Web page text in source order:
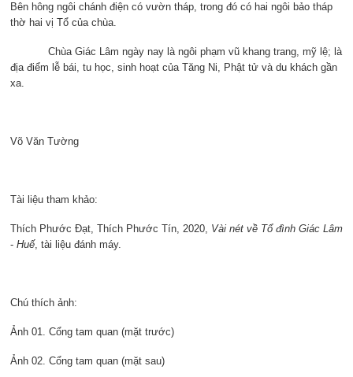
Bên hông ngôi chánh điện có vườn tháp, trong đó có hai ngôi bảo tháp
thờ hai vị Tổ của chùa.
Chùa Giác Lâm ngày nay là ngôi phạm vũ khang trang, mỹ lệ; là
địa điểm lễ bái, tu học, sinh hoạt của Tăng Ni, Phật tử và du khách gần
xa.
Võ Văn Tường
Tài liệu tham khảo:
Thích Phước Đạt, Thích Phước Tín, 2020, Vài nét về Tổ đình Giác Lâm
- Huế, tài liệu đánh máy.
Chú thích ảnh:
Ảnh 01. Cổng tam quan (mặt trước)
Ảnh 02. Cổng tam quan (mặt sau)